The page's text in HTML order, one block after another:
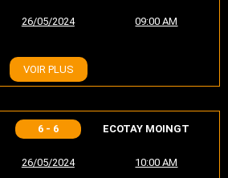
26/05/2024 09:00 AM
VOIR PLUS
6 - 6 ECOTAY MOINGT
26/05/2024 10:00 AM